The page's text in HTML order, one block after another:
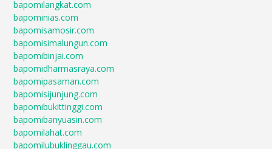
bapomilangkat.com
bapominias.com
bapomisamosir.com
bapomisimalungun.com
bapomibinjai.com
bapomidharmasraya.com
bapomipasaman.com
bapomisijunjung.com
bapomibukittinggi.com
bapomibanyuasin.com
bapomilahat.com
bapomilubuklinggau.com